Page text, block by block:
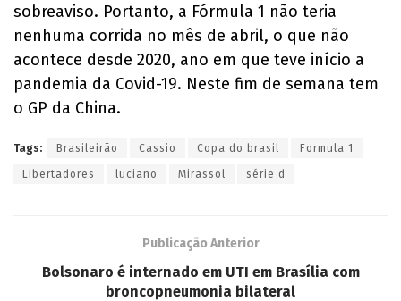
sobreaviso. Portanto, a Fórmula 1 não teria
nenhuma corrida no mês de abril, o que não
acontece desde 2020, ano em que teve início a
pandemia da Covid-19. Neste fim de semana tem
o GP da China.
Tags: Brasileirão Cassio Copa do brasil Formula 1
Libertadores luciano Mirassol série d
Publicação Anterior
Bolsonaro é internado em UTI em Brasília com
broncopneumonia bilateral